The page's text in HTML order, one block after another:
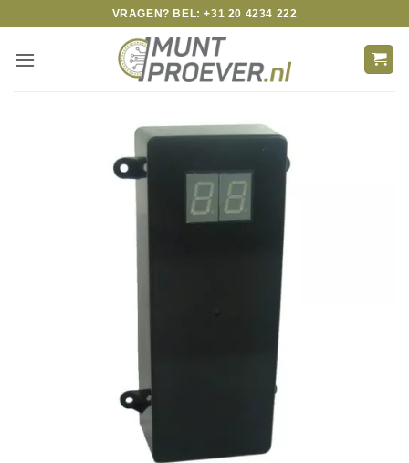
content
VRAGEN? BEL: +31 20 4234 222